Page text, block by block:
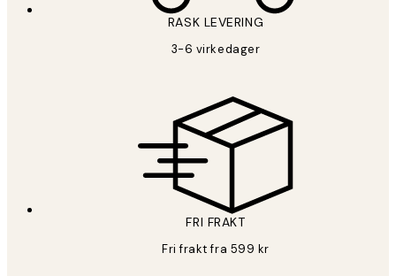
RASK LEVERING
3-6 virkedager
FRI FRAKT
Fri frakt fra 599 kr